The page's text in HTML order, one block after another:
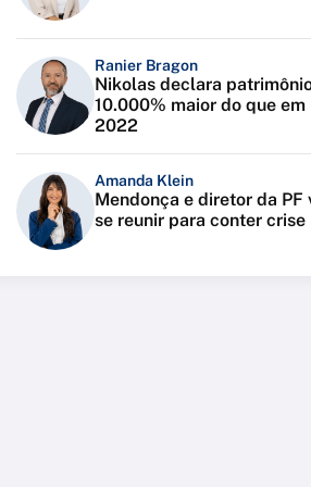
Ranier Bragon
Nikolas declara
10.000% maior do que em
2022
Amanda Klein
Mendonça e diretor da PF
se reunir para conter crise